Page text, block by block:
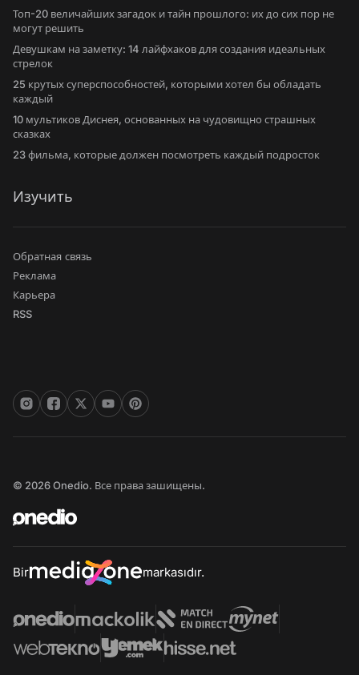
Топ-20 величайших загадок и тайн прошлого: их до сих пор не
могут решить
Девушкам на заметку: 14 лайфхаков для создания идеальных
стрелок
25 крутых суперспособностей, которыми хотел бы обладать
каждый
10 мультиков Диснея, основанных на чудовищно страшных
сказках
23 фильма, которые должен посмотреть каждый подросток
Изучить
Обратная связь
Реклама
Карьера
RSS
© 2026 Onedio. Все права зашищены.
Bir markasıdır.